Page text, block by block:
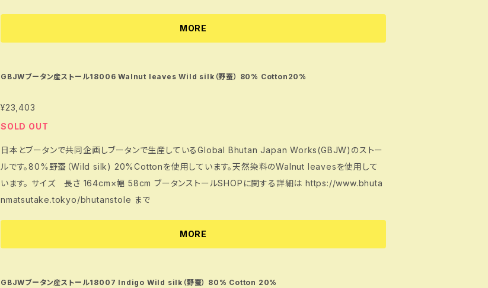
MORE
GBJWブータン産ストール18006 Walnut leaves Wild silk（野蚕） 80% Cotton20%
¥23,403
SOLD OUT
日本とブータンで共同企画しブータンで生産しているGlobal Bhutan Japan Works(GBJW)のストー
ルです。80%野蚕（Wild silk) 20%Cottonを使用しています。天然染料のWalnut leavesを使用して
います。 サイズ 長さ 164cm×幅 58cm ブータンストールSHOPに関する詳細は https://www.bhuta
nmatsutake.tokyo/bhutanstole まで
MORE
GBJWブータン産ストール18007 Indigo Wild silk（野蚕） 80% Cotton 20%